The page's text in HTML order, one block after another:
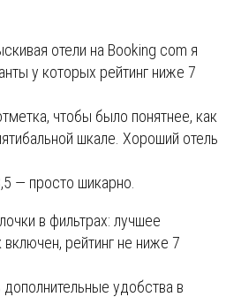
отели на Booking com я
у которых рейтинг ниже 7
чтобы было понятнее, как
шкале. Хороший отель
— просто шикарно.
в фильтрах: лучшее
рейтинг не ниже 7
удобства в